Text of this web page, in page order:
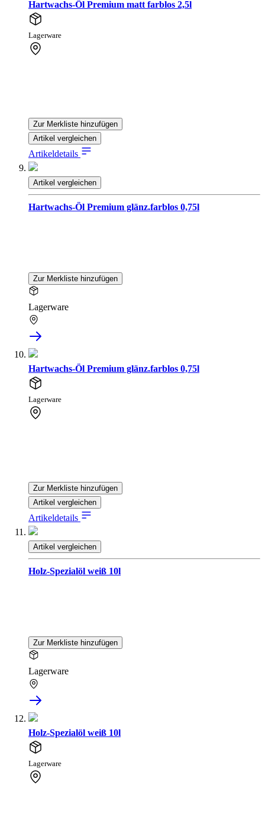
Hartwachs-Öl Premium matt farblos 2,5l
Lagerware
Zur Merkliste hinzufügen
Artikel vergleichen
Artikeldetails
Artikel vergleichen
Hartwachs-Öl Premium glänz.farblos 0,75l
Zur Merkliste hinzufügen
Lagerware
Hartwachs-Öl Premium glänz.farblos 0,75l
Lagerware
Zur Merkliste hinzufügen
Artikel vergleichen
Artikeldetails
Artikel vergleichen
Holz-Spezialöl weiß 10l
Zur Merkliste hinzufügen
Lagerware
Holz-Spezialöl weiß 10l
Lagerware